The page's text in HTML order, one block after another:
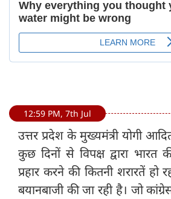
12:59 PM, 7th Jul
उत्तर प्रदेश के मुख्यमंत्री योगी
कुछ दिनों से विपक्ष द्वारा
प्रहार करने की कितनी शरारतें हो
बयानबाजी की जा रही है। जो